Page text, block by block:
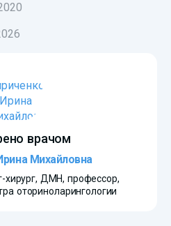
врачом
Михайловна
хирург, ДМН, профессор,
оториноларингологии